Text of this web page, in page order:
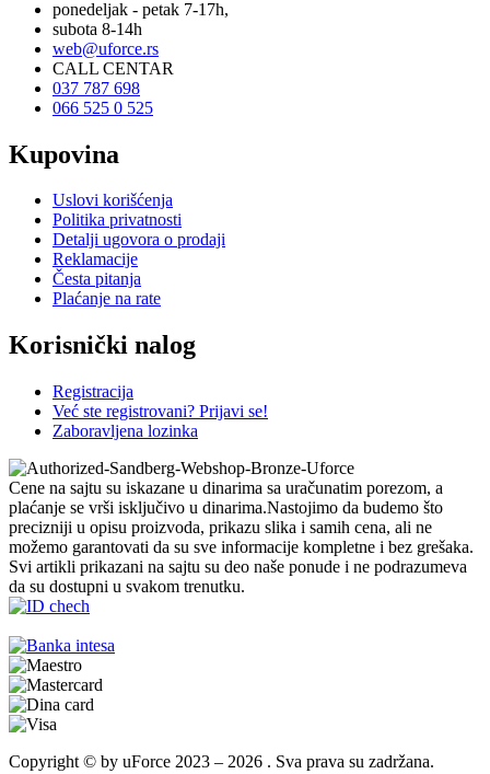
ponedeljak - petak 7-17h,
subota 8-14h
web@uforce.rs
CALL CENTAR
037 787 698
066 525 0 525
Kupovina
Uslovi korišćenja
Politika privatnosti
Detalji ugovora o prodaji
Reklamacije
Česta pitanja
Plaćanje na rate
Korisnički nalog
Registracija
Već ste registrovani? Prijavi se!
Zaboravljena lozinka
Cene na sajtu su iskazane u dinarima sa uračunatim porezom, a
plaćanje se vrši isključivo u dinarima.Nastojimo da budemo što
precizniji u opisu proizvoda, prikazu slika i samih cena, ali ne
možemo garantovati da su sve informacije kompletne i bez grešaka.
Svi artikli prikazani na sajtu su deo naše ponude i ne podrazumeva
da su dostupni u svakom trenutku.
Copyright © by uForce 2023 – 2026 . Sva prava su zadržana.